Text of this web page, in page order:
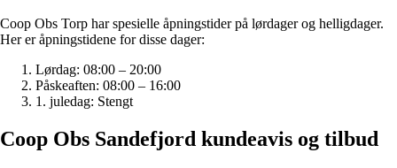
Coop Obs Torp har spesielle åpningstider på lørdager og helligdager.
Her er åpningstidene for disse dager:
Lørdag: 08:00 – 20:00
Påskeaften: 08:00 – 16:00
1. juledag: Stengt
Coop Obs Sandefjord kundeavis og tilbud